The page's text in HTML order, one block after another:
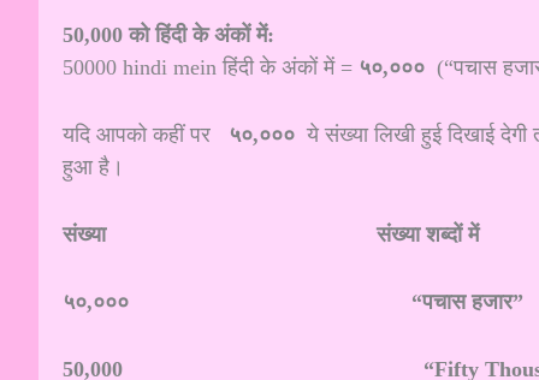
50,000 को हिंदी के अंकों में:
50000 hindi mein हिंदी के अंकों में = ५०,००० (“पचास
यदि आपको कहीं पर ५०,००० ये संख्या लिखी हुई दिखाई
हुआ है।
संख्या संख्या शब्दों में
५०,००० “पचास हजार”
50,000 “Fifty